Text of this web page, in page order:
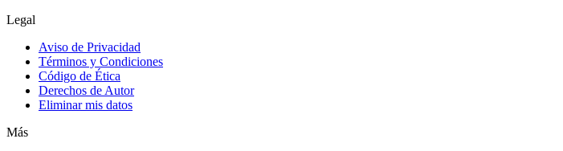
Legal
Aviso de Privacidad
Términos y Condiciones
Código de Ética
Derechos de Autor
Eliminar mis datos
Más